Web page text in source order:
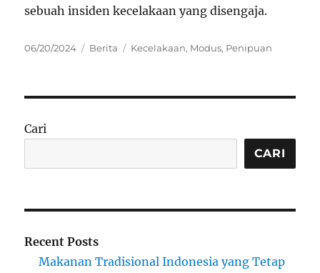
sebuah insiden kecelakaan yang disengaja.
Posted
06/20/2024 Categories
Berita Tags
Kecelakaan, Modus, Penipuan
Cari
CARI
Recent Posts
Makanan Tradisional Indonesia yang Tetap